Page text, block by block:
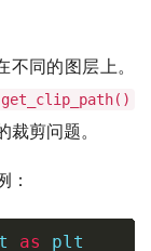
同的图层上。
get_clip_path()
剪问题。
：
as plt